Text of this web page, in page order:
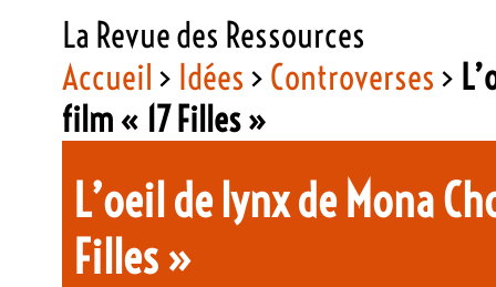
La Revue des Ressources
Accueil > Idées > Controverses >
film « 17 Filles »
L’oeil de lynx de Mona
Filles »